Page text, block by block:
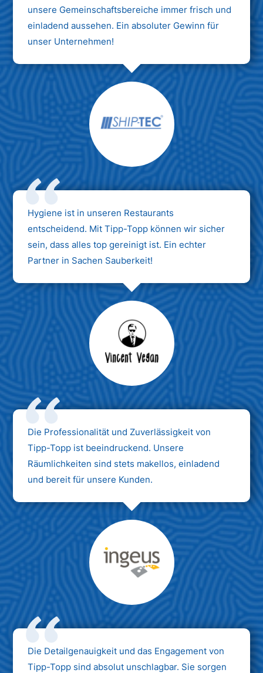
unsere Gemeinschaftsbereiche immer frisch und
einladend aussehen. Ein absoluter Gewinn für
unser Unternehmen!
Hygiene ist in unseren Restaurants
entscheidend. Mit Tipp-Topp können wir sicher
sein, dass alles top gereinigt ist. Ein echter
Partner in Sachen Sauberkeit!
Max Mustermann
Unternehmen AG
Die Professionalität und Zuverlässigkeit von
Tipp-Topp ist beeindruckend. Unsere
Räumlichkeiten sind stets makellos, einladend
und bereit für unsere Kunden.
Max Mustermann
Unternehmen AG
Die Detailgenauigkeit und das Engagement von
Tipp-Topp sind absolut unschlagbar. Sie sorgen